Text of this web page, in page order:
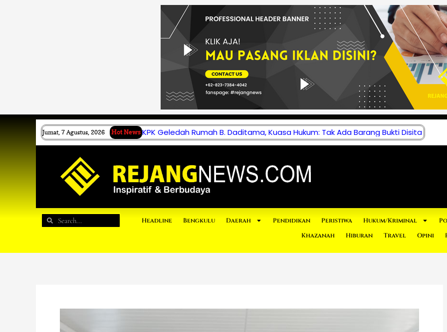
Jumat, 7 Agustus, 2026 Hot News KPK Geledah Rumah B. Daditama, Kuasa Hukum: Tak Ada Barang Bukti Disita
Search
Search Headline Bengkulu Daerah Pendidikan Peristiwa Hukum/Kriminal
Khazanah
Hiburan Travel Opini
Rejang